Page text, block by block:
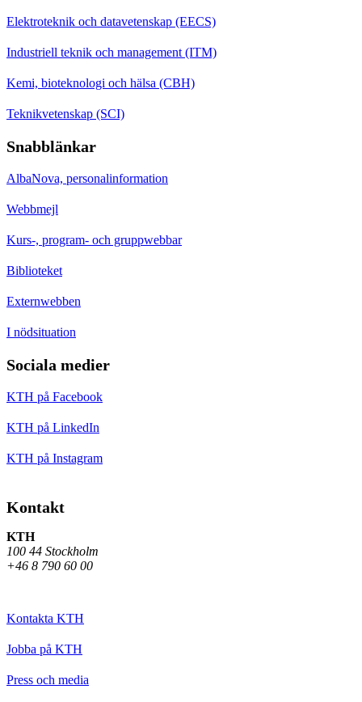
Elektroteknik och datavetenskap (EECS)
Industriell teknik och management (ITM)
Kemi, bioteknologi och hälsa (CBH)
Teknikvetenskap (SCI)
Snabblänkar
AlbaNova, personalinformation
Webbmejl
Kurs-, program- och gruppwebbar
Biblioteket
Externwebben
I nödsituation
Sociala medier
KTH på Facebook
KTH på LinkedIn
KTH på Instagram
Kontakt
KTH
100 44 Stockholm
+46 8 790 60 00
Kontakta KTH
Jobba på KTH
Press och media